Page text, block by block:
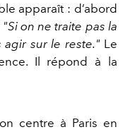
apparaît : d’abord
"Si on ne traite pas la
agir sur le reste." Le
Il répond à la
centre à Paris en